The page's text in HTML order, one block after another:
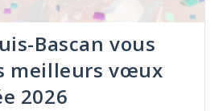
Bascan vous
meilleurs vœux
2026